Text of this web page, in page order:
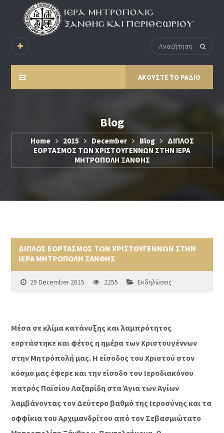
ΑΚΟΥΣΤΕ ΤΟ ΡΑΔΙΟ
Blog
Home 2015 December Blog
ΔΙΠΛΟΣ
ΕΟΡΤΑΣΜΟΣ ΤΩΝ ΧΡΙΣΤΟΥΓΕΝΝΩΝ ΣΤΗΝ ΙΕΡΑ
ΜΗΤΡΟΠΟΛΗ ΞΑΝΘΗΣ
ΔΙΠΛΟΣ ΕΟΡΤΑΣΜΟΣ ΤΩΝ ΧΡΙΣΤΟΥΓΕΝΝΩΝ ΣΤΗΝ
ΙΕΡΑ ΜΗΤΡΟΠΟΛΗ ΞΑΝΘΗΣ
29 December 2015 2255 Εκδηλώσεις
Μέσα σε κλίμα κατάνυξης και λαμπρότητος
εορτάστηκε και φέτος η ημέρα των Χριστουγέννων
στην Μητρόπολή μας. Η είσοδος του Χριστού στον
κόσμο μας έφερε και την είσοδο του Ιεροδιακόνου
πατρός Παϊσίου Λαζαρίδη στα Άγια των Αγίων
λαμβάνοντας τον Δεύτερο βαθμό της Ιεροσύνης και τα
οφφίκια του Αρχιμανδρίτου από τον Σεβασμιώτατο